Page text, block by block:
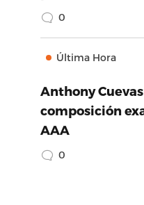
0
Última Hora
Anthony
composición
AAA
0